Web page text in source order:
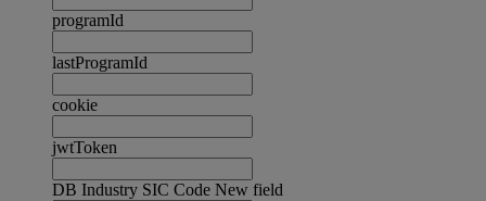
programId
lastProgramId
cookie
jwtToken
DB Industry SIC Code New field